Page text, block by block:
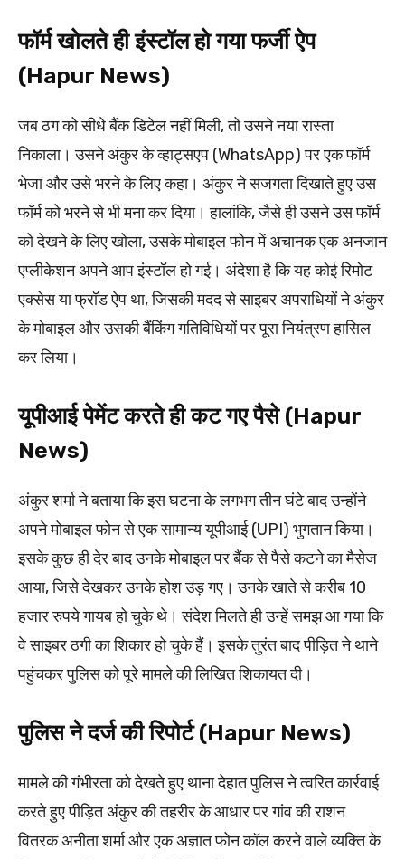
फॉर्म खोलते ही इंस्टॉल हो गया फर्जी ऐप
(Hapur News)
जब ठग को सीधे बैंक डिटेल नहीं मिली, तो उसने नया रास्ता
निकाला। उसने अंकुर के व्हाट्सएप (WhatsApp) पर एक फॉर्म
भेजा और उसे भरने के लिए कहा। अंकुर ने सजगता दिखाते हुए उस
फॉर्म को भरने से भी मना कर दिया। हालांकि, जैसे ही उसने उस फॉर्म
को देखने के लिए खोला, उसके मोबाइल फोन में अचानक एक अनजान
एप्लीकेशन अपने आप इंस्टॉल हो गई। अंदेशा है कि यह कोई रिमोट
एक्सेस या फ्रॉड ऐप था, जिसकी मदद से साइबर अपराधियों ने अंकुर
के मोबाइल और उसकी बैंकिंग गतिविधियों पर पूरा नियंत्रण हासिल
कर लिया।
यूपीआई पेमेंट करते ही कट गए पैसे (Hapur
News)
अंकुर शर्मा ने बताया कि इस घटना के लगभग तीन घंटे बाद उन्होंने
अपने मोबाइल फोन से एक सामान्य यूपीआई (UPI) भुगतान किया।
इसके कुछ ही देर बाद उनके मोबाइल पर बैंक से पैसे कटने का मैसेज
आया, जिसे देखकर उनके होश उड़ गए। उनके खाते से करीब 10
हजार रुपये गायब हो चुके थे। संदेश मिलते ही उन्हें समझ आ गया कि
वे साइबर ठगी का शिकार हो चुके हैं। इसके तुरंत बाद पीड़ित ने थाने
पहुंचकर पुलिस को पूरे मामले की लिखित शिकायत दी।
पुलिस ने दर्ज की रिपोर्ट (Hapur News)
मामले की गंभीरता को देखते हुए थाना देहात पुलिस ने त्वरित कार्रवाई
करते हुए पीड़ित अंकुर की तहरीर के आधार पर गांव की राशन
वितरक अनीता शर्मा और एक अज्ञात फोन कॉल करने वाले व्यक्ति के